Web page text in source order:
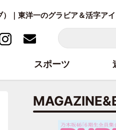
｜東洋一のグラビア＆活字ア
スポーツ